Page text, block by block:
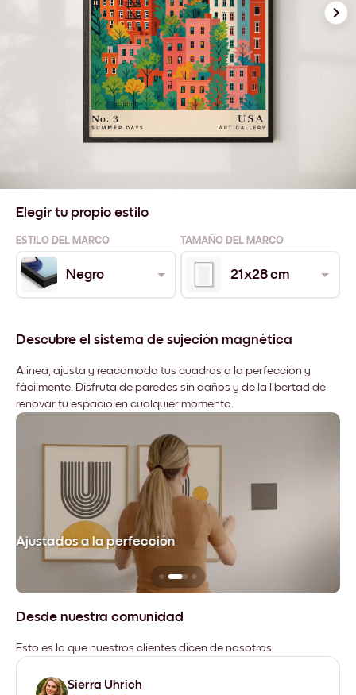
Elegir tu propio estilo
ESTILO DEL MARCO TAMAÑO DEL MARCO
Negro 21x28 cm
Descubre el sistema de sujeción magnética
Alinea, ajusta y reacomoda tus cuadros a la perfección y
fácilmente. Disfruta de paredes sin daños y de la libertad de
renovar tu espacio en cualquier momento.
Ajustados a la perfección
Desde nuestra comunidad
Esto es lo que nuestros clientes dicen de nosotros
Sierra Uhrich